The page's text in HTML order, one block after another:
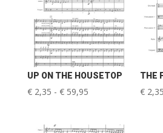
UP ON THE HOUSETOP
€2,35 - €59,95Prijsklasse:
tot
THE
€ 2,35